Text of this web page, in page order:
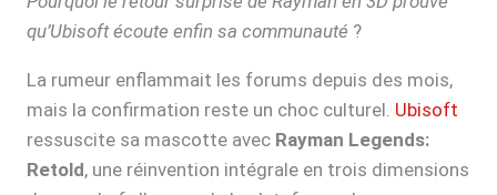
qu’Ubisoft écoute enfin sa communauté ?
La rumeur enflammait les forums depuis des mois,
mais la confirmation reste un choc culturel. Ubisoft
ressuscite sa mascotte avec Rayman Legends:
Retold, une réinvention intégrale en trois dimensions